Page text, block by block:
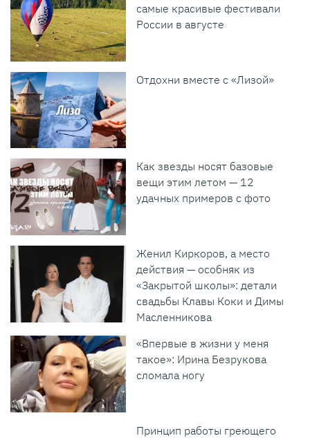
самые красивые фестивали
России в августе
Отдохни вместе с «Лизой»
Как звезды носят базовые
вещи этим летом — 12
удачных примеров с фото
Женил Киркоров, а место
действия — особняк из
«Закрытой школы»: детали
свадьбы Клавы Коки и Димы
Масленникова
«Впервые в жизни у меня
такое»: Ирина Безрукова
сломала ногу
Принцип работы греющего